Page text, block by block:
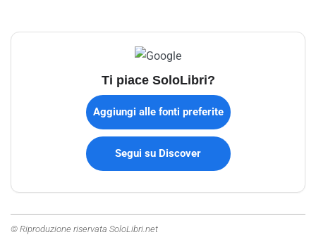
Ti piace SoloLibri?
Aggiungi alle fonti preferite
Segui su Discover
© Riproduzione riservata SoloLibri.net